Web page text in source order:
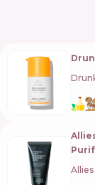
Allies